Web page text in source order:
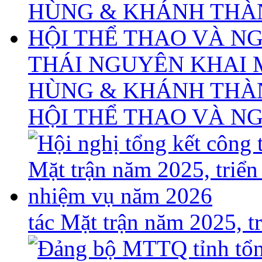
THÁI NGUYÊN KHAI
HÙNG & KHÁNH
HỘI THỂ THAO VÀ
tác Mặt trận năm 2025,